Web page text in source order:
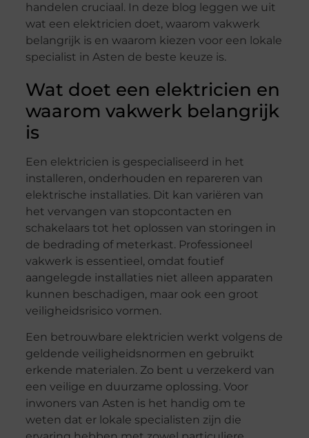
handelen cruciaal. In deze blog leggen we uit
wat een elektricien doet, waarom vakwerk
belangrijk is en waarom kiezen voor een lokale
specialist in Asten de beste keuze is.
Wat doet een elektricien en
waarom vakwerk belangrijk
is
Een elektricien is gespecialiseerd in het
installeren, onderhouden en repareren van
elektrische installaties. Dit kan variëren van
het vervangen van stopcontacten en
schakelaars tot het oplossen van storingen in
de bedrading of meterkast. Professioneel
vakwerk is essentieel, omdat foutief
aangelegde installaties niet alleen apparaten
kunnen beschadigen, maar ook een groot
veiligheidsrisico vormen.
Een betrouwbare elektricien werkt volgens de
geldende veiligheidsnormen en gebruikt
erkende materialen. Zo bent u verzekerd van
een veilige en duurzame oplossing. Voor
inwoners van Asten is het handig om te
weten dat er lokale specialisten zijn die